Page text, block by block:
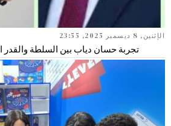
الإثنين, 8 ديسمبر 2025, 23:55
تجربة حسان دياب بين السلطة